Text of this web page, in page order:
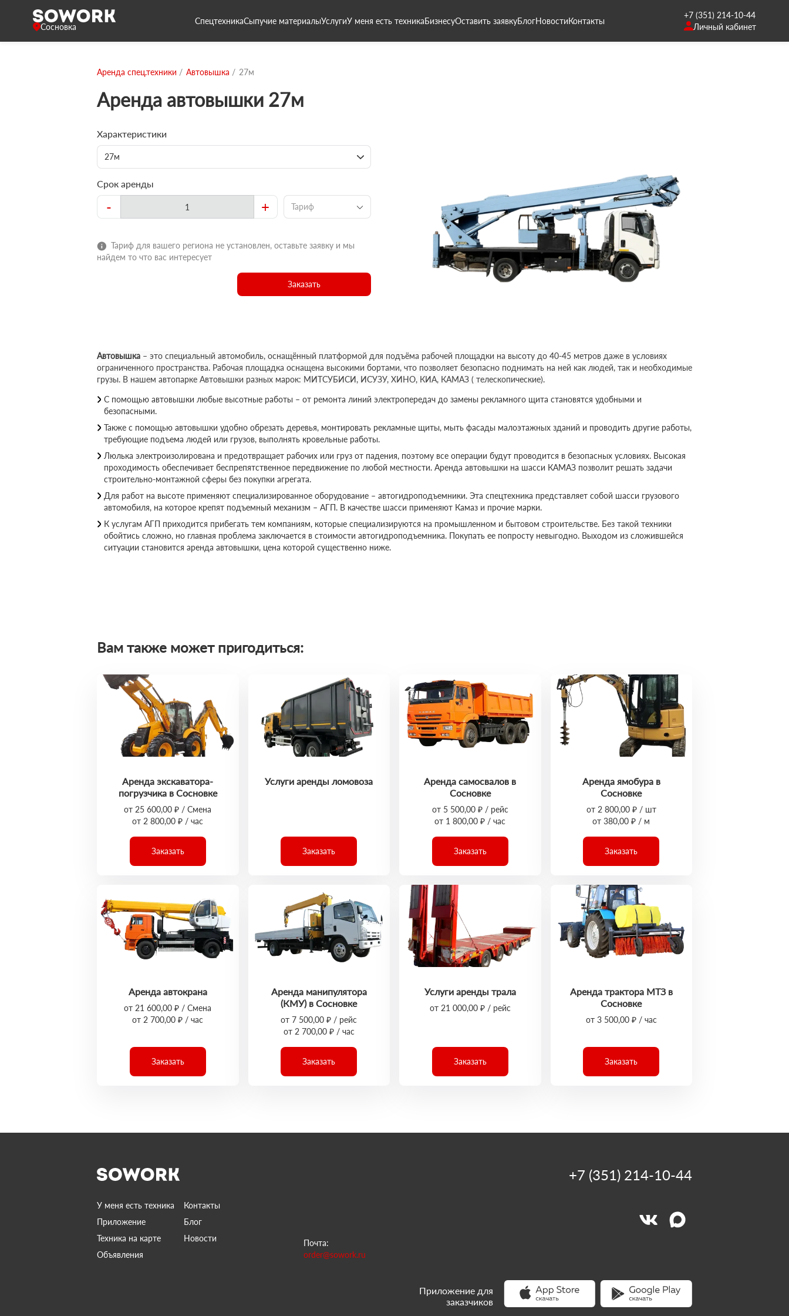
Сосновка
СпецтехникаСыпучие материалыУслугиУ меня есть техникаБизнесуОставить заявкуБлогНовостиКонтакты
+7 (351) 214-10-44
Личный кабинет
Аренда спец.техники Автовышка 27м
Аренда автовышки 27м
Характеристики
27м
Срок аренды
- + Тариф
Тариф для вашего региона не установлен, оставьте заявку и мы
найдем то что вас интересует
Заказать
Автовышка – это специальный автомобиль, оснащённый платформой для подъёма рабочей площадки на высоту до 40-45 метров даже в условиях
ограниченного пространства. Рабочая площадка оснащена высокими бортами, что позволяет безопасно поднимать на ней как людей, так и необходимые
грузы. В нашем автопарке Автовышки разных марок: МИТСУБИСИ, ИСУЗУ, ХИНО, КИА, КАМАЗ ( телескопические).
С помощью автовышки любые высотные работы – от ремонта линий электропередач до замены рекламного щита становятся удобными и
безопасными.
Также с помощью автовышки удобно обрезать деревья, монтировать рекламные щиты, мыть фасады малоэтажных зданий и проводить другие работы,
требующие подъема людей или грузов, выполнять кровельные работы.
Люлька электроизолирована и предотвращает рабочих или груз от падения, поэтому все операции будут проводится в безопасных условиях. Высокая
проходимость обеспечивает беспрепятственное передвижение по любой местности. Аренда автовышки на шасси КАМАЗ позволит решать задачи
строительно-монтажной сферы без покупки агрегата.
Для работ на высоте применяют специализированное оборудование – автогидроподъемники. Эта спецтехника представляет собой шасси грузового
автомобиля, на которое крепят подъемный механизм – АГП. В качестве шасси применяют Камаз и прочие марки.
К услугам АГП приходится прибегать тем компаниям, которые специализируются на промышленном и бытовом строительстве. Без такой техники
обойтись сложно, но главная проблема заключается в стоимости автогидроподъемника. Покупать ее попросту невыгодно. Выходом из сложившейся
ситуации становится аренда автовышки, цена которой существенно ниже.
Вам также может пригодиться:
Аренда экскаватора-
погрузчика в Сосновке
от 25 600,00 ₽ / Смена
от 2 800,00 ₽ / час
Заказать
Услуги аренды ломовоза
Заказать
Аренда самосвалов в
Сосновке
от 5 500,00 ₽ / рейс
от 1 800,00 ₽ / час
Заказать
Аренда ямобура в
Сосновке
от 2 800,00 ₽ / шт
от 380,00 ₽ / м
Заказать
Аренда автокрана
от 21 600,00 ₽ / Смена
от 2 700,00 ₽ / час
Заказать
Аренда манипулятора
(КМУ) в Сосновке
от 7 500,00 ₽ / рейс
от 2 700,00 ₽ / час
Заказать
Услуги аренды трала
от 21 000,00 ₽ / рейс
Заказать
Аренда трактора МТЗ в
Сосновке
от 3 500,00 ₽ / час
Заказать
У меня есть техника
Контакты
Приложение
Блог
Техника на карте
Новости
Объявления
Почта:
order@sowork.ru
+7 (351) 214-10-44
Приложение для
заказчиков